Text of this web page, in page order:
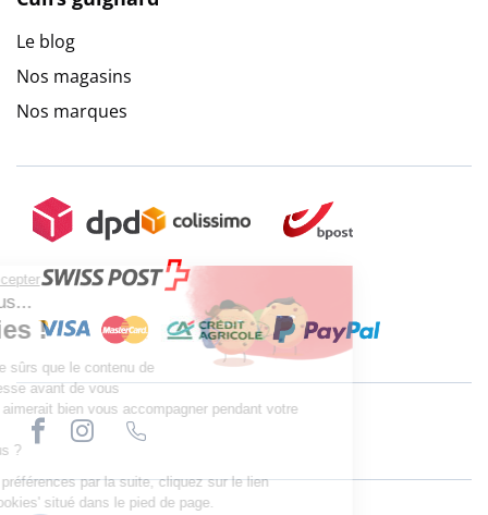
Continuer sans accepter
Salut c'est nous...
les Cookies !
On a attendu d'être sûrs que le contenu de
ce site vous intéresse avant de vous
déranger, mais on aimerait bien vous accompagner pendant votre
visite...
C'est OK pour vous ?
Pour modifier vos préférences par la suite, cliquez sur le lien
'Préférences de cookies' situé dans le pied de page.
Le blog
Nos magasins
Nos marques